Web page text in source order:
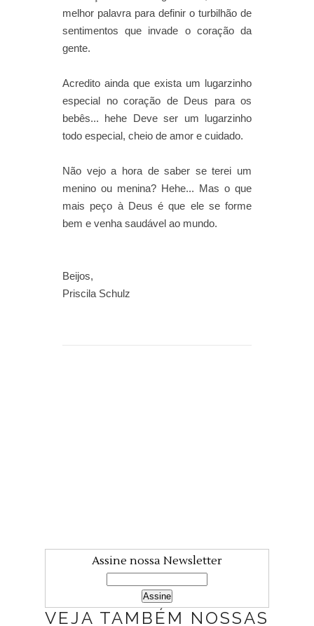
melhor palavra para definir o turbilhão de
sentimentos que invade o coração da
gente.
Acredito ainda que exista um lugarzinho
especial no coração de Deus para os
bebês... hehe Deve ser um lugarzinho
todo especial, cheio de amor e cuidado.
Não vejo a hora de saber se terei um
menino ou menina? Hehe... Mas o que
mais peço à Deus é que ele se forme
bem e venha saudável ao mundo.
Beijos,
Priscila Schulz
Assine nossa Newsletter
VEJA TAMBÉM NOSSAS